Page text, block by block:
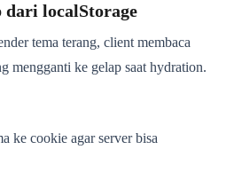
dari localStorage
tema terang, client membaca
mengganti ke gelap saat hydration.
ke cookie agar server bisa